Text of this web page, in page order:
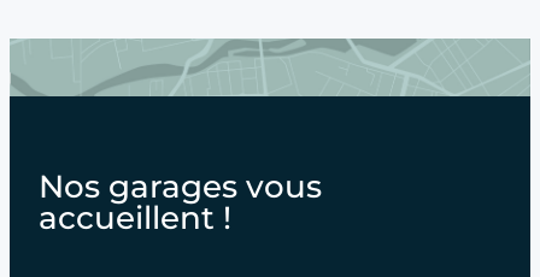
Nos garages vous
accueillent !